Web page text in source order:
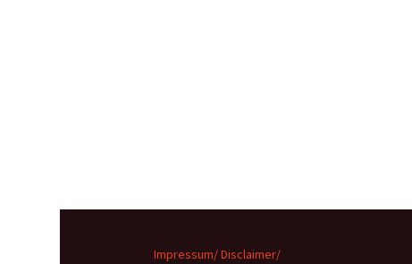
Impressum/ Disclaimer/